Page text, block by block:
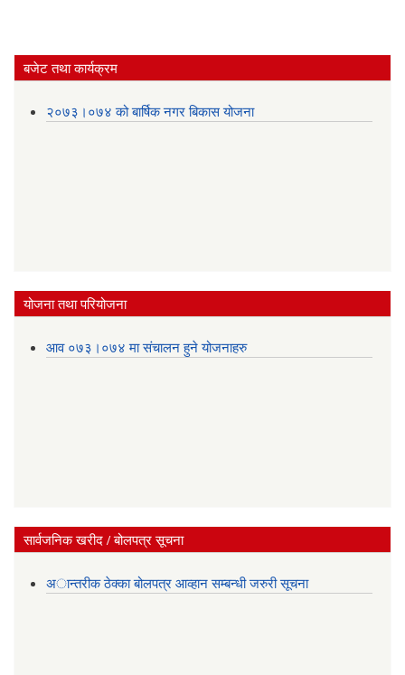
बजेट तथा कार्यक्रम
२०७३।०७४ को बार्षिक नगर बिकास योजना
योजना तथा परियोजना
आव ०७३।०७४ मा संचालन हुने योजनाहरु
सार्वजनिक खरीद / बोलपत्र सूचना
अान्तरीक ठेक्का बोलपत्र आव्हान सम्बन्धी जरुरी सूचना